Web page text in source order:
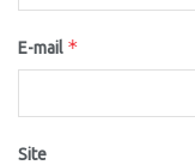
E-mail *
Site